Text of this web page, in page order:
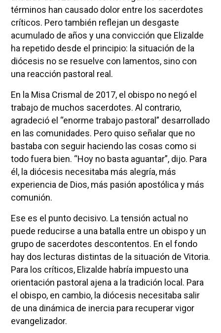
términos han causado dolor entre los sacerdotes
críticos. Pero también reflejan un desgaste
acumulado de años y una convicción que Elizalde
ha repetido desde el principio: la situación de la
diócesis no se resuelve con lamentos, sino con
una reacción pastoral real.
En la Misa Crismal de 2017, el obispo no negó el
trabajo de muchos sacerdotes. Al contrario,
agradeció el “enorme trabajo pastoral” desarrollado
en las comunidades. Pero quiso señalar que no
bastaba con seguir haciendo las cosas como si
todo fuera bien. “Hoy no basta aguantar”, dijo. Para
él, la diócesis necesitaba más alegría, más
experiencia de Dios, más pasión apostólica y más
comunión.
Ese es el punto decisivo. La tensión actual no
puede reducirse a una batalla entre un obispo y un
grupo de sacerdotes descontentos. En el fondo
hay dos lecturas distintas de la situación de Vitoria.
Para los críticos, Elizalde habría impuesto una
orientación pastoral ajena a la tradición local. Para
el obispo, en cambio, la diócesis necesitaba salir
de una dinámica de inercia para recuperar vigor
evangelizador.